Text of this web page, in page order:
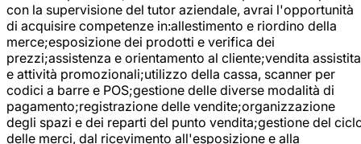
con la supervisione del tutor aziendale, avrai l'opportunità
di acquisire competenze in:allestimento e riordino della
merce;esposizione dei prodotti e verifica dei
prezzi;assistenza e orientamento al cliente;vendita assistita
e attività promozionali;utilizzo della cassa, scanner per
codici a barre e POS;gestione delle diverse modalità di
pagamento;registrazione delle vendite;organizzazione
degli spazi e dei reparti del punto vendita;gestione del
delle merci, dal ricevimento all'esposizione e alla